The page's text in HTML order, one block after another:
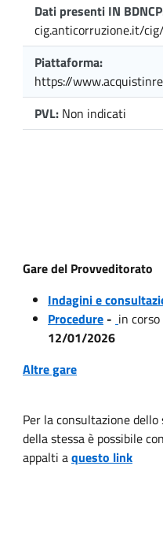
Dati presenti IN
cig.anticorruzione.it/
Piattaforma:
https://
PVL: Non indicati
Gare del Provveditorato
Indagini e
Procedure- in
12/01/2026
Altre gare
Per la consultazione
della stessa è possibile
appalti aquesto link